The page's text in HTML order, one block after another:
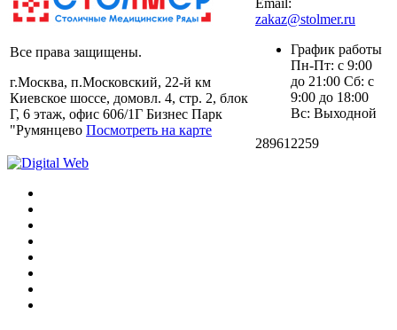
Все права защищены.
г.Москва, п.Московский, 22-й км
Киевское шоссе, домовл. 4, стр. 2, блок
Г, 6 этаж, офис 606/1Г Бизнес Парк
"Румянцево Посмотреть на карте
zakaz@stolmer.ru
График работы
Пн-Пт: с 9:00
до 21:00 Сб: с
9:00 до 18:00
Вс: Выходной
289612259